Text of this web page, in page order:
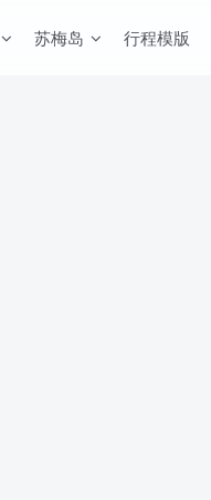
苏梅岛 行程模版